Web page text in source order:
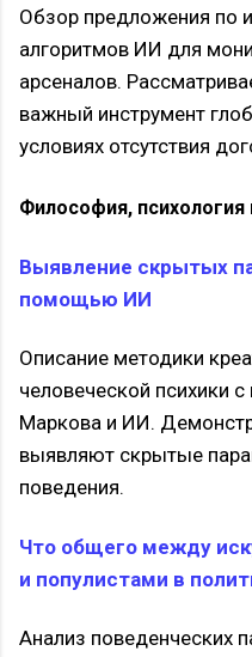
Обзор предложения по
алгоритмов ИИ для
арсеналов.
важный инструмент
условиях отсутствия
Философия, психология
Выявление скрытых
помощью ИИ
Описание методики
человеческой психики
Маркова и ИИ.
выявляют скрытые
поведения.
Что общего между
и популистами в
Анализ поведенческих